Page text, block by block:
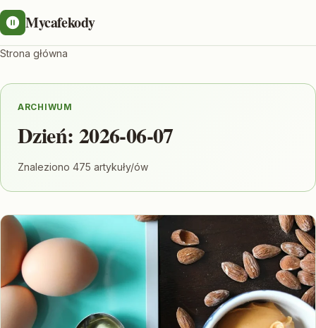
Mycafekody
Strona główna
ARCHIWUM
Dzień: 2026-06-07
Znaleziono 475 artykuły/ów